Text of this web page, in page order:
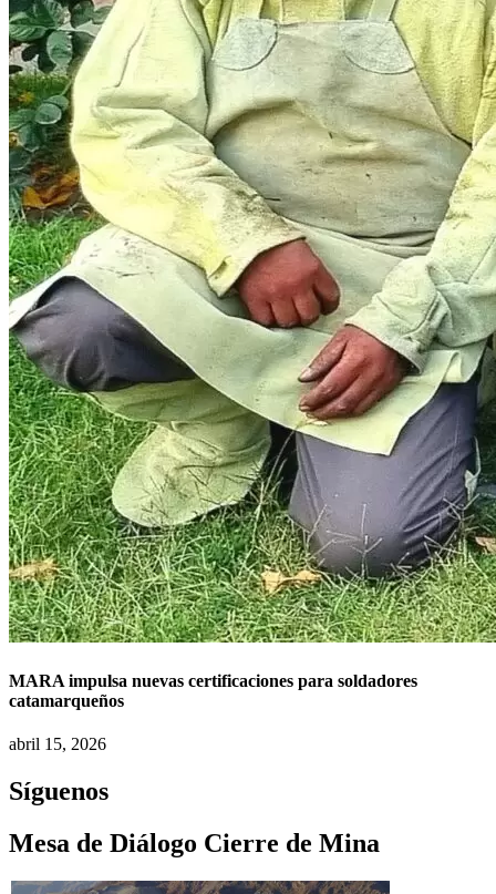
MARA impulsa nuevas certificaciones para soldadores
catamarqueños
abril 15, 2026
Síguenos
Mesa de Diálogo Cierre de Mina